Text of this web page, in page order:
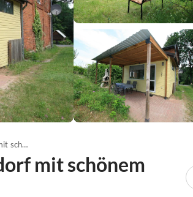
Ferienhaus in Petersdorf mit schönem Garten
mit schönem